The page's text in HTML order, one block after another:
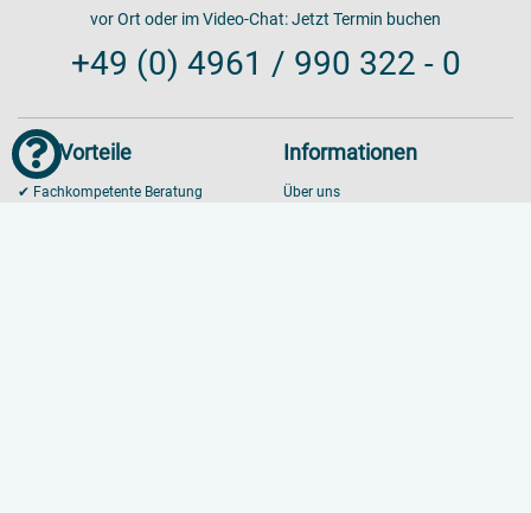
vor Ort oder im Video-Chat:Jetzt Termin buchen
+49 (0) 4961 / 990 322 - 0
Ihre Vorteile
✔ Fachkompetente Beratung
Informationen
Über uns